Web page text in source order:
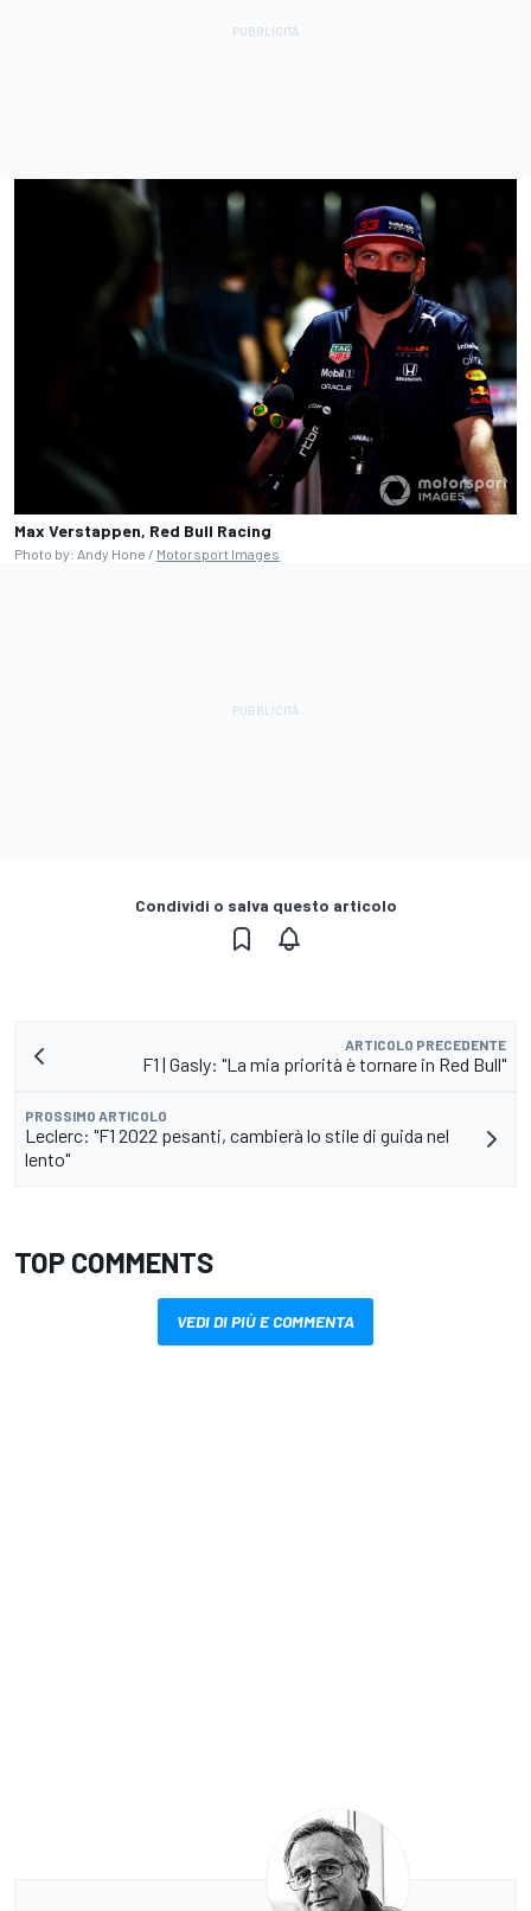
Max Verstappen, Red Bull Racing
Photo by: Andy Hone / Motorsport Images
Condividi o salva questo articolo
ARTICOLO PRECEDENTE
F1 | Gasly: "La mia priorità è tornare in Red Bull"
PROSSIMO ARTICOLO
Leclerc: "F1 2022 pesanti, cambierà lo stile di guida nel
lento"
TOP COMMENTS
VEDI DI PIÙ E COMMENTA